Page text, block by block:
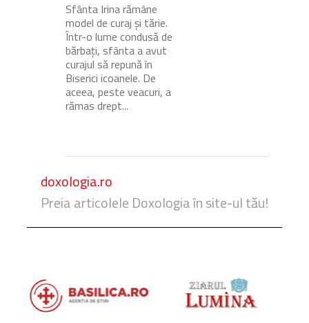
Sfânta Irina rămâne
model de curaj și tărie.
Într-o lume condusă de
bărbați, sfânta a avut
curajul să repună în
Biserici icoanele. De
aceea, peste veacuri, a
rămas drept...
doxologia.ro
Preia articolele Doxologia în site-ul tău!